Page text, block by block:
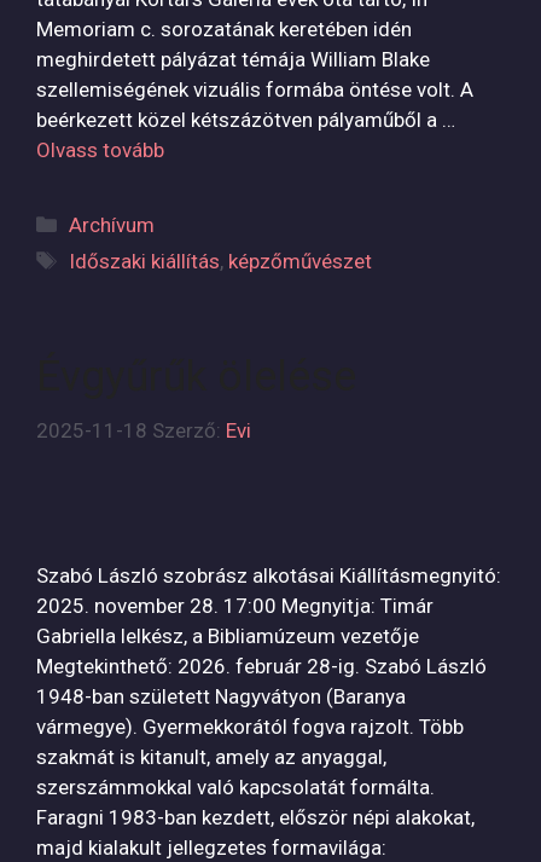
Memoriam c. sorozatának keretében idén
meghirdetett pályázat témája William Blake
szellemiségének vizuális formába öntése volt. A
beérkezett közel kétszázötven pályaműből a …
Olvass tovább
Kategória
Archívum
Címkék
Időszaki kiállítás, képzőművészet
2025-11-18 Szerző: Evi
Szabó László szobrász alkotásai Kiállításmegnyitó:
2025. november 28. 17:00 Megnyitja: Timár
Gabriella lelkész, a Bibliamúzeum vezetője
Megtekinthető: 2026. február 28-ig. Szabó László
1948-ban született Nagyvátyon (Baranya
vármegye). Gyermekkorától fogva rajzolt. Több
szakmát is kitanult, amely az anyaggal,
szerszámmokkal való kapcsolatát formálta.
Faragni 1983-ban kezdett, először népi alakokat,
majd kialakult jellegzetes formavilága: